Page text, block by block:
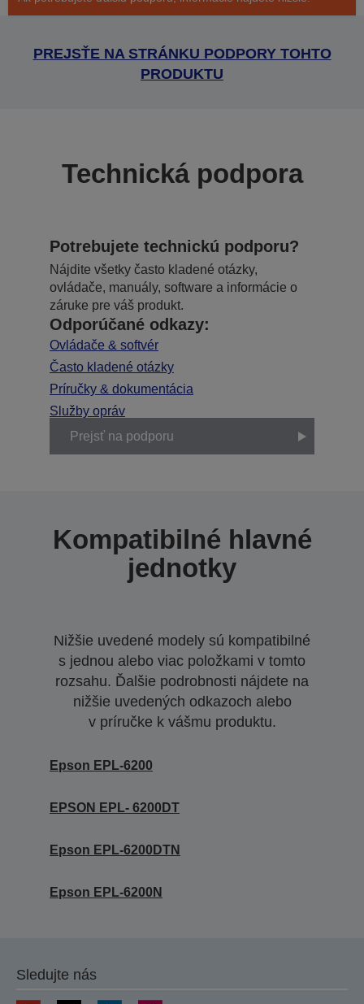
PREJSŤE NA STRÁNKU PODPORY TOHTO
PRODUKTU
Technická podpora
Potrebujete technickú podporu?
Nájdite všetky často kladené otázky,
ovládače, manuály, software a informácie o
záruke pre váš produkt.
Odporúčané odkazy:
Ovládače & softvér
Často kladené otázky
Príručky & dokumentácia
Služby opráv
Prejsť na podporu
Kompatibilné hlavné
jednotky
Nižšie uvedené modely sú kompatibilné
s jednou alebo viac položkami v tomto
rozsahu. Ďalšie podrobnosti nájdete na
nižšie uvedených odkazoch alebo
v príručke k vášmu produktu.
Epson EPL-6200
EPSON EPL- 6200DT
Epson EPL-6200DTN
Epson EPL-6200N
Sledujte nás